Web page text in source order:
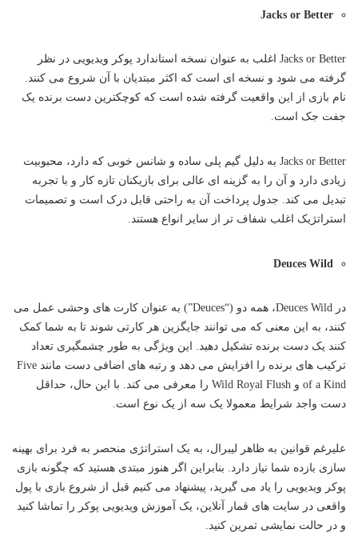
Jacks or Better
Jacks or Better اغلب به عنوان نسخه استاندارد پوکر ویدیویی در نظر
گرفته می شود و نسخه ای است که اکثر مبتدیان با آن شروع می کنند.
نام بازی از این واقعیت گرفته شده است که کوچکترین دست برنده یک
جفت جک است.
Jacks or Better به دلیل گیم پلی ساده و شانس خوبی که دارد، محبوبیت
زیادی دارد و آن را به گزینه ای عالی برای بازیکنان تازه کار و با تجربه
تبدیل می کند. جدول پرداخت آن به راحتی قابل درک است و تصمیمات
استراتژیک اغلب شفاف تر از سایر انواع هستند.
Deuces Wild
در Deuces Wild، همه دو (“Deuces”) به عنوان کارت های وحشی عمل می
کنند، به این معنی که می توانند جایگزین هر کارتی شوند تا به شما کمک
کنند یک دست برنده تشکیل دهید. این ویژگی به طور چشمگیری تعداد
ترکیب های برنده را افزایش می دهد و رتبه های اضافی دست مانند Five
of a Kind و Wild Royal Flush را معرفی می کند. با این حال، حداقل
دست واجد شرایط معمولا یک سه از یک نوع است.
علیرغم قوانین به ظاهر لیبرال، به یک استراتژی منحصر به فرد برای بهینه
سازی بازده شما نیاز دارد. بنابراین اگر هنوز مبتدی هستید که چگونه بازی
پوکر ویدیویی را یاد می گیرید، پیشنهاد می کنیم قبل از شروع بازی با پول
واقعی در سایت های قمار آنلاین، یک آموزش ویدیویی پوکر را تماشا کنید
و در حالت نمایشی تمرین کنید.